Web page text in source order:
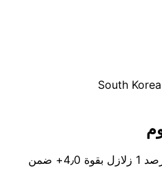
South Korea
Suwon-si، South Korea: تم رصد 1 زلازل بقوة 4٫0+ ضمن